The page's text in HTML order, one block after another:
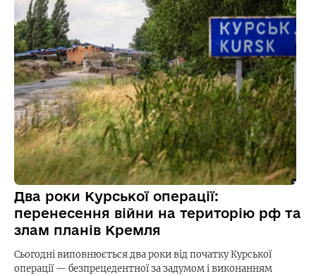
Два роки Курської операції:
перенесення війни на територію рф та
злам планів Кремля
Сьогодні виповнюється два роки від початку Курської
операції — безпрецедентної за задумом і виконанням